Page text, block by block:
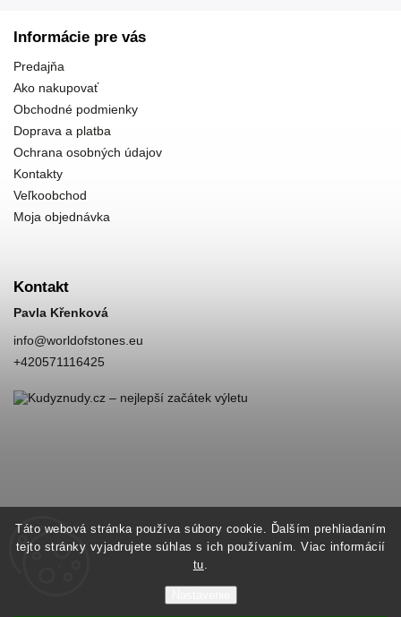
Táto webová stránka používa súbory cookie. Ďalším prehliadaním
tejto stránky vyjadrujete súhlas s ich používaním. Viac informácií
tu.
Informácie pre vás
Predajňa
Ako nakupovať
Obchodné podmienky
Doprava a platba
Ochrana osobných údajov
Kontakty
Veľkoobchod
Moja objednávka
Kontakt
Pavla Křenková
info@worldofstones.eu
+420571116425